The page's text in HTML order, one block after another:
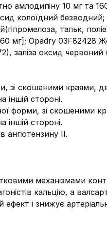
амлодипіну 10 мг та
колоїдний
тальк,
мг]; Opadry 03F82428
заліза оксид
зі скошеними краями,
іншій стороні.
форми, зі скошеними
іншій стороні.
ангіотензину ІІ.
механізмами
кальцію, а
ефект і знижує